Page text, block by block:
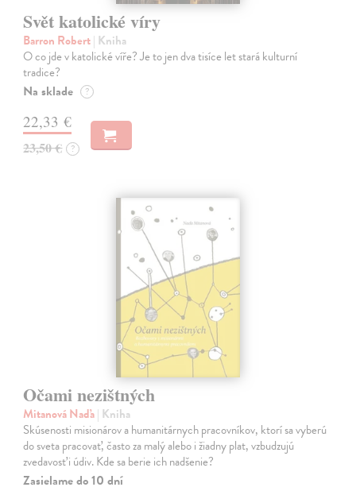
Svět katolické víry
Barron Robert| Kniha
O co jde v katolické víře? Je to jen dva tisíce let stará kulturní
tradice?
Na sklade ?
22,33 €
23,50 € ?
Očami nezištných
Mitanová Naďa| Kniha
Skúsenosti misionárov a humanitárnych pracovníkov, ktorí sa vyberú
do sveta pracovať, často za malý alebo i žiadny plat, vzbudzujú
zvedavosť i údiv. Kde sa berie ich nadšenie?
Zasielame do 10 dní